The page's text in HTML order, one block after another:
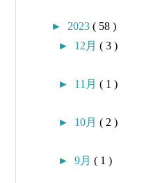
► 2023 ( 58 )
► 12月 ( 3 )
► 11月 ( 1 )
► 10月 ( 2 )
► 9月 ( 1 )